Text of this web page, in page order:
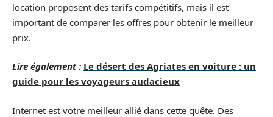
location proposent des tarifs compétitifs, mais il est
important de comparer les offres pour obtenir le meilleur
prix.
Lire également : Le désert des Agriates en voiture : un
guide pour les voyageurs audacieux
Internet est votre meilleur allié dans cette quête. Des